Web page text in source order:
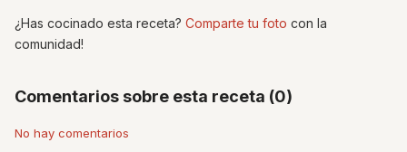
¿Has cocinado esta receta? Comparte tu foto con la
comunidad!
Comentarios sobre esta receta (0)
No hay comentarios